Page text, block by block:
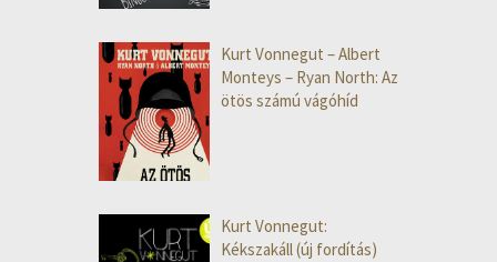
Kurt Vonnegut – Albert
Monteys – Ryan North: Az
ötös számú vágóhíd
Kurt Vonnegut:
Kékszakáll (új fordítás)